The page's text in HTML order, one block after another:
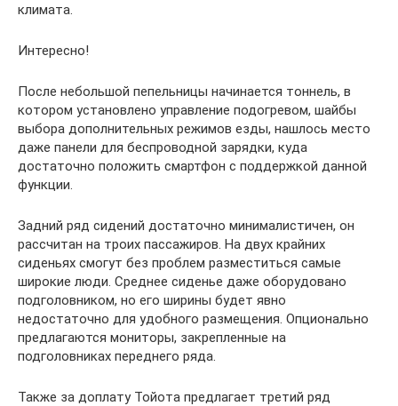
климата.
Интересно!
После небольшой пепельницы начинается тоннель, в
котором установлено управление подогревом, шайбы
выбора дополнительных режимов езды, нашлось место
даже панели для беспроводной зарядки, куда
достаточно положить смартфон с поддержкой данной
функции.
Задний ряд сидений достаточно минималистичен, он
рассчитан на троих пассажиров. На двух крайних
сиденьях смогут без проблем разместиться самые
широкие люди. Среднее сиденье даже оборудовано
подголовником, но его ширины будет явно
недостаточно для удобного размещения. Опционально
предлагаются мониторы, закрепленные на
подголовниках переднего ряда.
Также за доплату Тойота предлагает третий ряд